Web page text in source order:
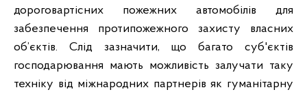
дороговартісних пожежних автомобілів для
забезпечення протипожежного захисту власних
об’єктів. Слід зазначити, що багато суб'єктів
господарювання мають можливість залучати таку
техніку від міжнародних партнерів як гуманітарну